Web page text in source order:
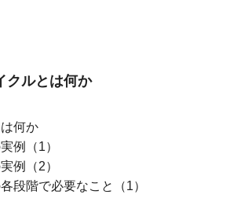
クルとは何か
何か
例（1）
例（2）
段階で必要なこと（1）